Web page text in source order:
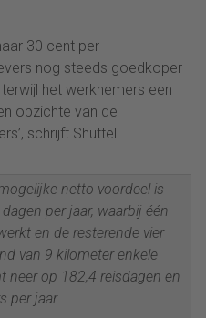
30 cent per
nog steeds goedkoper
het werknemers een
opzichte van de
schrijft Shuttel.
netto voordeel is
per jaar, waarbij één
en de resterende vier
van 9 kilometer enkele
neer op 182,4 reisdagen en
per jaar.